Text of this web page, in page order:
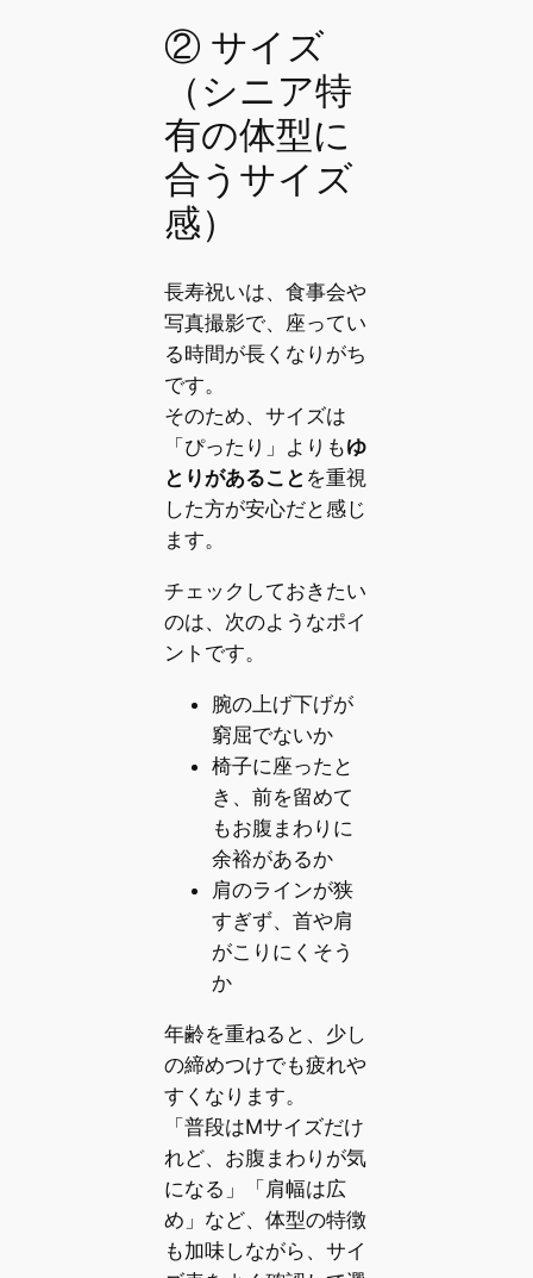
② サイズ
（シニア特
有の体型に
合うサイズ
感）
長寿祝いは、食事会や
写真撮影で、座ってい
る時間が長くなりがち
です。
そのため、サイズは
「ぴったり」よりもゆ
とりがあること を重視
した方が安心だと感じ
ます。
チェックしておきたい
のは、次のようなポイ
ントです。
腕の上げ下げが
窮屈でないか
椅子に座ったと
き、前を留めて
もお腹まわりに
余裕があるか
肩のラインが狭
すぎず、首や肩
がこりにくそう
か
年齢を重ねると、少し
の締めつけでも疲れや
すくなります。
「普段はMサイズだけ
れど、お腹まわりが気
になる」「肩幅は広
め」など、体型の特徴
も加味しながら、サイ